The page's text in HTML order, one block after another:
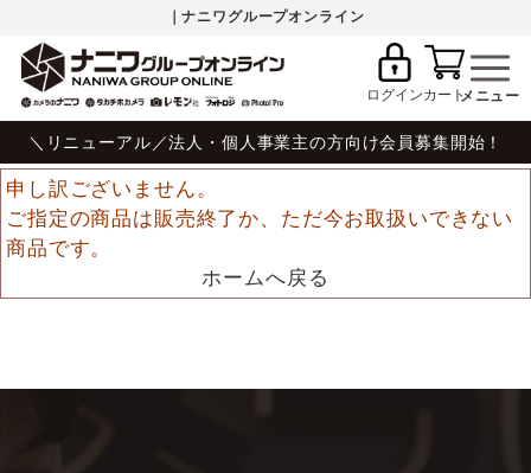
｜ナニワグループオンライン
ログインカート
＼リニューアル／法人・個人事業主の方向け会員募集開始！
申し訳ございません。
ご指定の商品は販売終了か、ただ今お取扱いできない
商品です。
ホームへ戻る